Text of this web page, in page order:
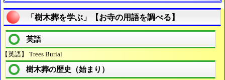
「樹木葬を学ぶ」【お寺の用語を調べる】
英語
【英語】 Trees Burial
樹木葬の歴史（始まり）